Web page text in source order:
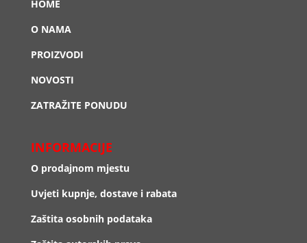
HOME
O NAMA
PROIZVODI
NOVOSTI
ZATRAŽITE PONUDU
INFORMACIJE
O prodajnom mjestu
Uvjeti kupnje, dostave i rabata
Zaštita osobnih podataka